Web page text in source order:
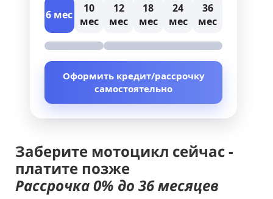
6 мес
10
мес
12
мес
18
мес
24
мес
36
мес
Оформить кредит/рассрочку
самостоятельно
Заберите мотоцикл сейчас -
платите позже
Рассрочка 0% до 36 месяцев